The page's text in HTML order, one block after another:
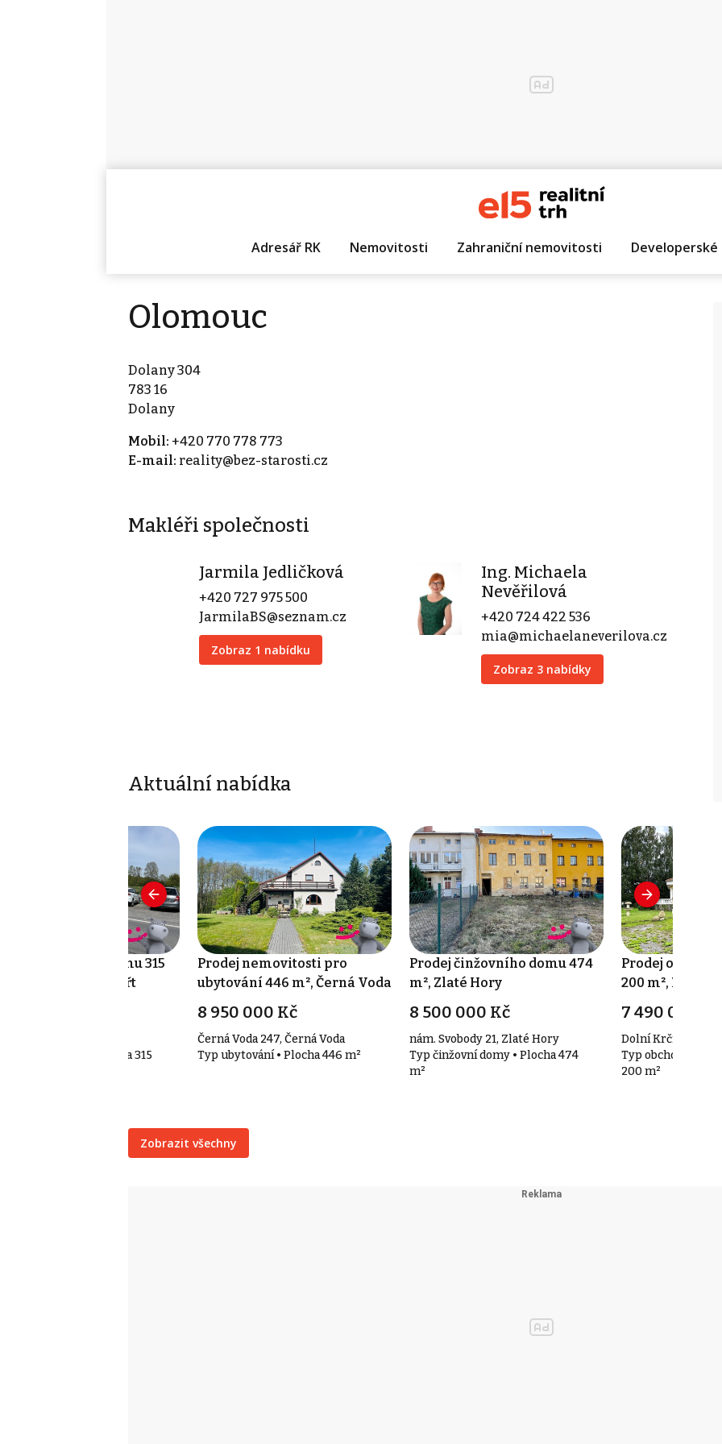
Adresář RK Nemovitosti Zahraniční nemovitosti
Olomouc
Dolany 304
783 16
Dolany
Mobil: +420 770 778 773
E-mail: reality@bez-starosti.cz
Makléři společnosti
Jarmila Jedličková
+420 727 975 500
JarmilaBS@seznam.cz
Zobraz 1 nabídku
Ing. Michaela
Nevěřilová
+420 724 422 536
mia@michaelaneverilova.cz
Zobraz 3 nabídky
Aktuální nabídka
činžovního domu 315
Uhelná - Horní Fořt
činžovní domy • Plocha 315
Prodej nemovitosti pro
ubytování 446 m², Černá Voda
8 950 000 Kč
Černá Voda 247, Černá Voda
Typ ubytování • Plocha 446 m²
Prodej činžovního domu 474
m², Zlaté Hory
8 500 000 Kč
nám. Svobody 21, Zlaté Hory
Typ činžovní domy • Plocha 474
m²
Prodej
200 m²,
7 490 000 Kč
Dolní Krčmy 1217/
Typ obchodní
200 m²
Zobrazit všechny